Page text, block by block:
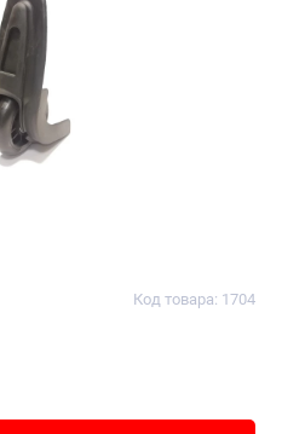
Код товара: 1704